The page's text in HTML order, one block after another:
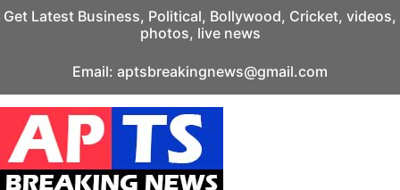
Get Latest Business, Political, Bollywood, Cricket, videos,
photos, live news
Email: aptsbreakingnews@gmail.com